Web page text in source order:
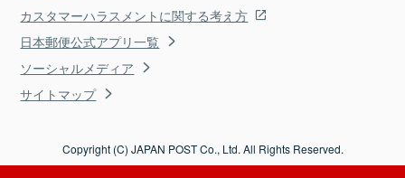
カスタマーハラスメントに関する考え方
日本郵便公式アプリ一覧
ソーシャルメディア
サイトマップ
Copyright (C) JAPAN POST Co., Ltd. All Rights Reserved.